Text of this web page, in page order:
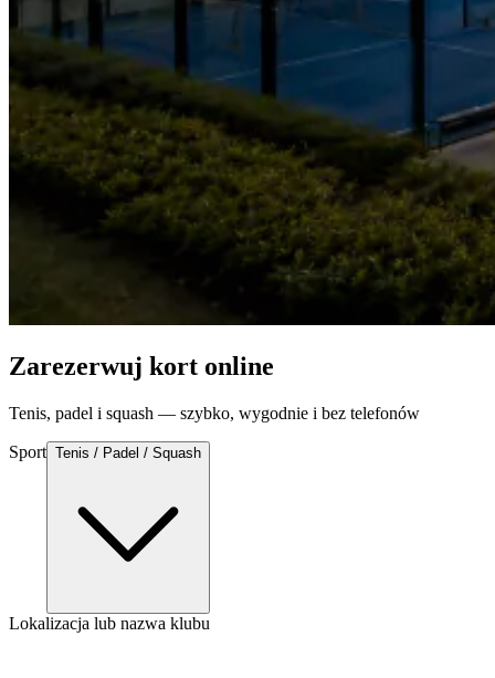
Zarezerwuj kort online
Tenis, padel i squash — szybko, wygodnie i bez telefonów
Sport Tenis / Padel / Squash
Lokalizacja lub nazwa klubu